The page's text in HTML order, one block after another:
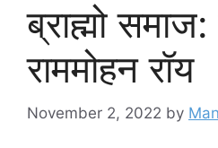
ब्राह्मो समाज:
राममोहन रॉय
November 2, 2022 by